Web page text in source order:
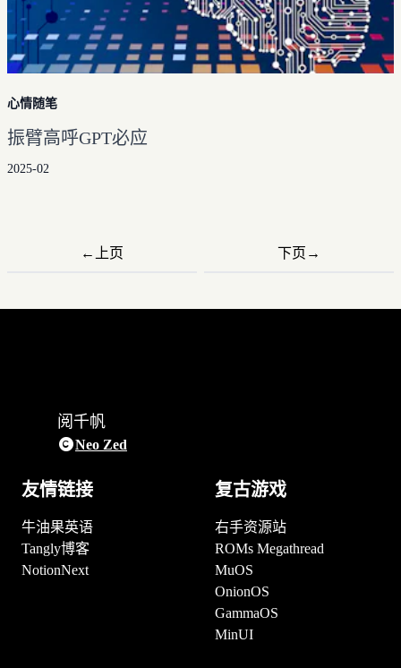
心情随笔
振臂高呼GPT必应
2025-02
← 上页 下页 →
阅千帆
Neo Zed
友情链接
牛油果英语
Tangly博客
NotionNext
复古游戏
右手资源站
ROMs Megathread
MuOS
OnionOS
GammaOS
MinUI